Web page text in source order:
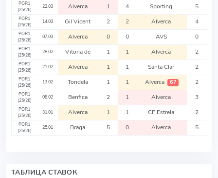
POR1
(25/26)
22.03 Alverca 1 4 Sporting 5
POR1
(25/26)
14.03 Gil Vicent 2 2 Alverca 4
POR1
(25/26)
07.03 Alverca 0 0 AVS 0
POR1
(25/26)
28.02 Vitoria de 1 1 Alverca 2
POR1
(25/26)
21.02 Alverca 1 1 Santa Clar 2
POR1
(25/26)
13.02 Tondela 1 1 Alverca 67 2
POR1
(25/26)
08.02 Benfica 2 1 Alverca 3
POR1
(25/26)
31.01 Alverca 1 1 CF Estrela 2
POR1
(25/26)
25.01 Braga 5 0 Alverca 5
ТАБЛИЦА СТАВОК